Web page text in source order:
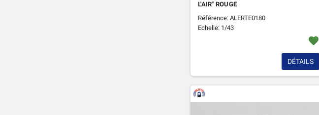
L'AIR" ROUGE
Référence: ALERTE0180
Echelle: 1/43
favorite
DÉTAILS